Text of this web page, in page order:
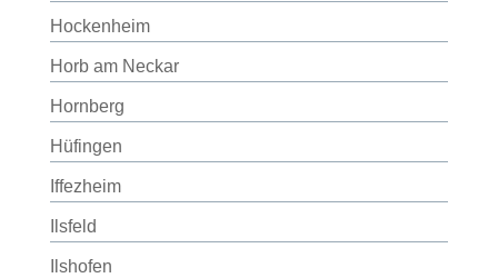
Hockenheim
Horb am Neckar
Hornberg
Hüfingen
Iffezheim
Ilsfeld
Ilshofen